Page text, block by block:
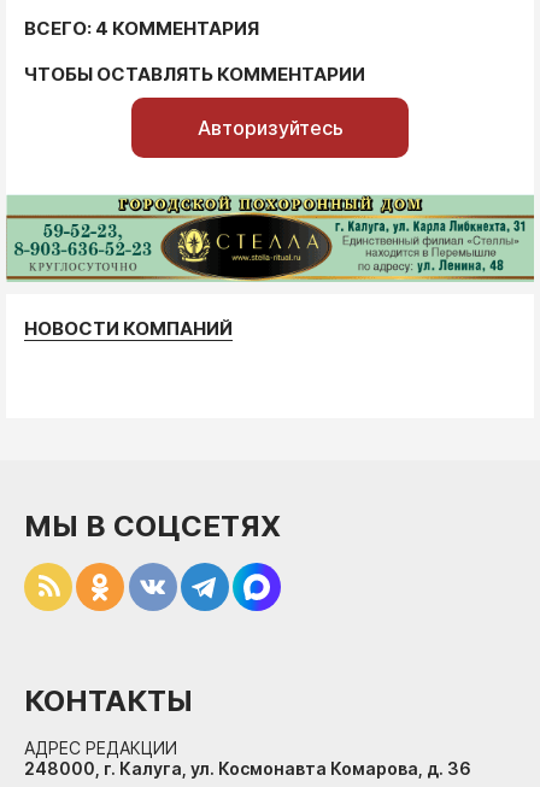
ВСЕГО: 4 КОММЕНТАРИЯ
ЧТОБЫ ОСТАВЛЯТЬ КОММЕНТАРИИ
Авторизуйтесь
НОВОСТИ КОМПАНИЙ
МЫ В СОЦСЕТЯХ
КОНТАКТЫ
АДРЕС РЕДАКЦИИ
248000, г. Калуга, ул. Космонавта Комарова, д. 36